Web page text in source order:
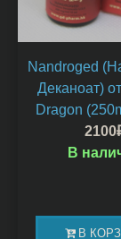
Nandroged
Деканоат)
Dragon
2100
В
В